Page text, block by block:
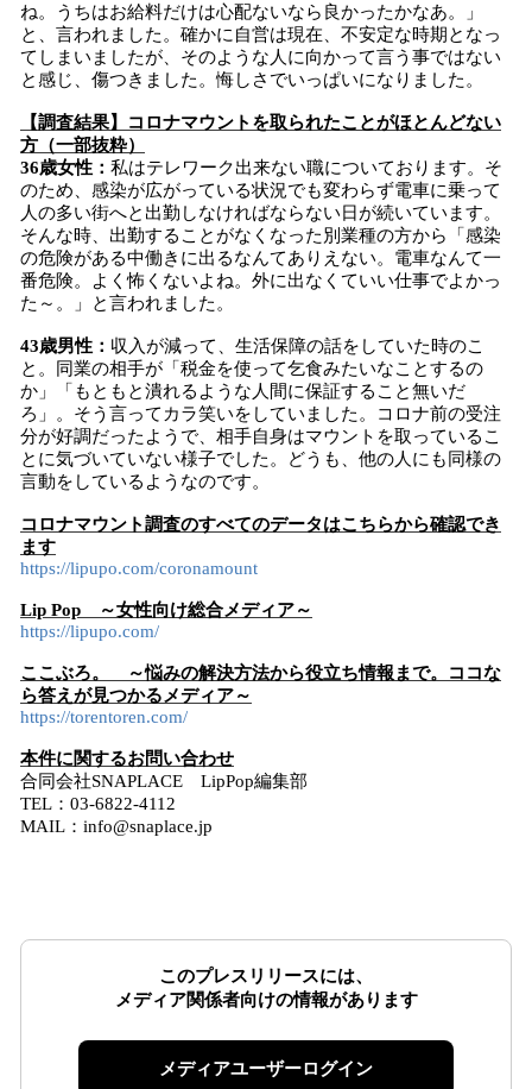
ね。うちはお給料だけは心配ないなら良かったかなあ。」
と、言われました。確かに自営は現在、不安定な時期となっ
てしまいましたが、そのような人に向かって言う事ではない
と感じ、傷つきました。悔しさでいっぱいになりました。
【調査結果】コロナマウントを取られたことがほとんどない
方（一部抜粋）
36歳女性： 私はテレワーク出来ない職についております。そ
のため、感染が広がっている状況でも変わらず電車に乗って
人の多い街へと出勤しなければならない日が続いています。
そんな時、出勤することがなくなった別業種の方から「感染
の危険がある中働きに出るなんてありえない。電車なんて一
番危険。よく怖くないよね。外に出なくていい仕事でよかっ
た～。」と言われました。
43歳男性： 収入が減って、生活保障の話をしていた時のこ
と。同業の相手が「税金を使って乞食みたいなことするの
か」「もともと潰れるような人間に保証すること無いだ
ろ」。そう言ってカラ笑いをしていました。コロナ前の受注
分が好調だったようで、相手自身はマウントを取っているこ
とに気づいていない様子でした。どうも、他の人にも同様の
言動をしているようなのです。
コロナマウント調査のすべてのデータはこちらから確認でき
ます
https://lipupo.com/coronamount
Lip Pop ～女性向け総合メディア～
https://lipupo.com/
ここぶろ。 ～悩みの解決方法から役立ち情報まで。ココな
ら答えが見つかるメディア～
https://torentoren.com/
本件に関するお問い合わせ
合同会社SNAPLACE LipPop編集部
TEL：03-6822-4112
MAIL：info@snaplace.jp
このプレスリリースには、
メディア関係者向けの情報があります
メディアユーザーログイン